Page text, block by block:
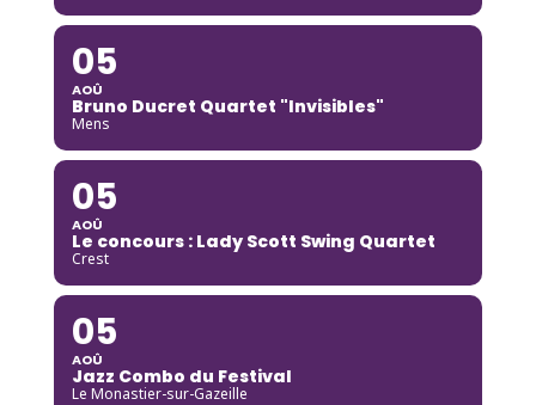
05
AOÛ
Bruno Ducret Quartet "Invisibles"
Mens
05
AOÛ
Le concours : Lady Scott Swing Quartet
Crest
05
AOÛ
Jazz Combo du Festival
Le Monastier-sur-Gazeille